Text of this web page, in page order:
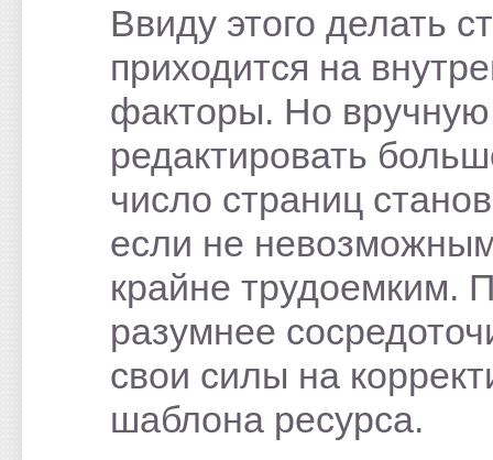
Ввиду этого делать
приходится на
факторы. Но вручную
редактировать
число страниц
если не
крайне трудоемким.
разумнее
свои силы на
шаблона ресурса.